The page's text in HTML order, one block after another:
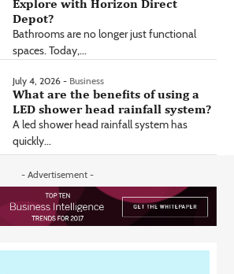
Explore with Horizon Direct
Depot?
Bathrooms are no longer just functional
spaces. Today,...
July 4, 2026 - Business
What are the benefits of using a
LED shower head rainfall system?
A led shower head rainfall system has
quickly...
- Advertisement -